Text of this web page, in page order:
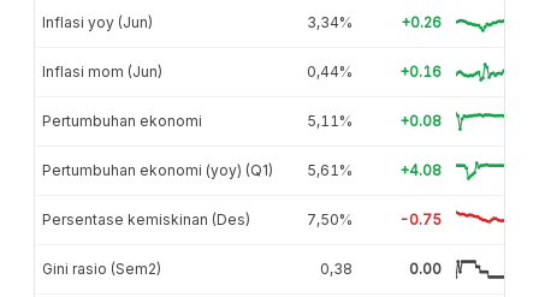
Inflasi yoy (Jun) 3,34% +0.26
Inflasi mom (Jun) 0,44% +0.16
Pertumbuhan ekonomi 5,11% +0.08
Pertumbuhan ekonomi (yoy) (Q1) 5,61% +4.08
Persentase kemiskinan (Des) 7,50% -0.75
Gini rasio (Sem2) 0,38 0.00